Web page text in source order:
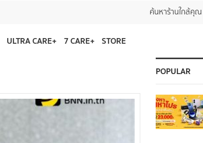
ค้นหาร้านใกล้คุณ
ULTRA CARE+ 7 CARE+ STORE
POPULAR